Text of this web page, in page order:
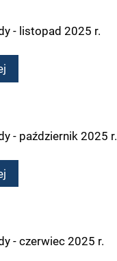
- listopad 2025 r.
- październik 2025 r.
- czerwiec 2025 r.